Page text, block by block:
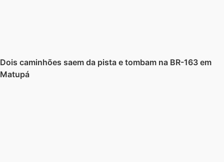
Dois caminhões saem da pista e tombam na BR-163 em
Matupá